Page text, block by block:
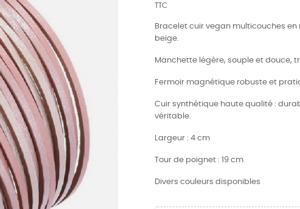
TTC
Bracelet cuir vegan multicouches
beige.
Manchette légère, souple et douce,
Fermoir magnétique robuste et
Cuir synthétique haute qualité :
véritable.
Largeur : 4 cm
Tour de poignet : 19 cm
Divers couleurs disponibles